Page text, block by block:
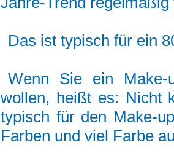
Das ist typisch für ein
Wenn Sie ein
wollen, heißt es: Nicht
typisch für den Make-
Farben und viel Farbe